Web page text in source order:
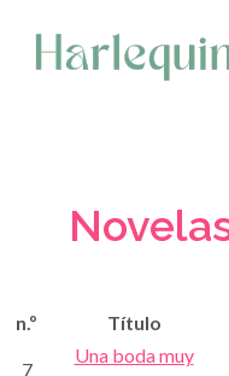
contenido
n.º Título
7
Una boda muy